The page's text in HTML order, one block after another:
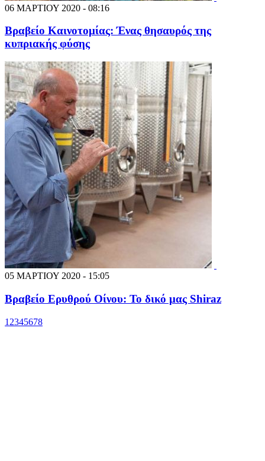
06 ΜΑΡΤΙΟΥ 2020 - 08:16
Βραβείο Καινοτομίας: Ένας θησαυρός της
κυπριακής φύσης
05 ΜΑΡΤΙΟΥ 2020 - 15:05
Βραβείο Ερυθρού Οίνου: Το δικό μας Shiraz
1 2345678